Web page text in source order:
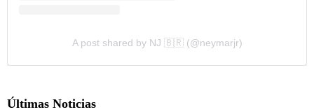
A post shared by NJ 🇧🇷 (@neymarjr)
Últimas Noticias